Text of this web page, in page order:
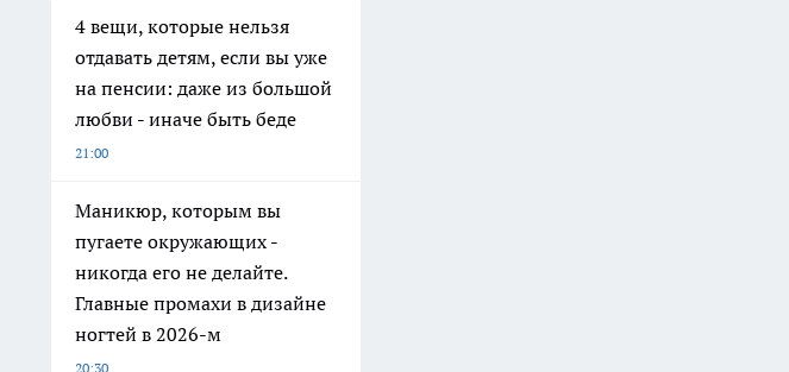
4 вещи, которые нельзя
отдавать детям, если вы уже
на пенсии: даже из большой
любви - иначе быть беде
21:00
Маникюр, которым вы
пугаете окружающих -
никогда его не делайте.
Главные промахи в дизайне
ногтей в 2026-м
20:30